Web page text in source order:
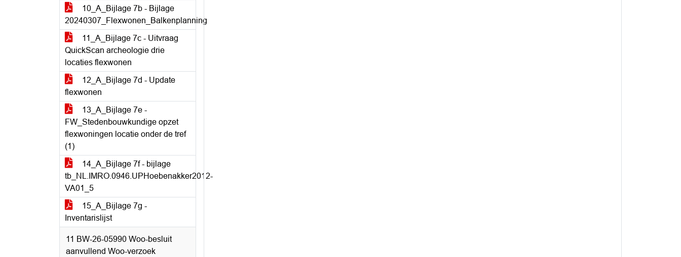
10_A_Bijlage 7b - Bijlage
20240307_Flexwonen_Balkenplanning
11_A_Bijlage 7c - Uitvraag
QuickScan archeologie drie
locaties flexwonen
12_A_Bijlage 7d - Update
flexwonen
13_A_Bijlage 7e -
FW_Stedenbouwkundige opzet
flexwoningen locatie onder de tref
(1)
14_A_Bijlage 7f - bijlage
tb_NL.IMRO.0946.UPHoebenakker2012-
VA01_5
15_A_Bijlage 7g -
Inventarislijst
11 BW-26-05990 Woo-besluit
aanvullend Woo-verzoek